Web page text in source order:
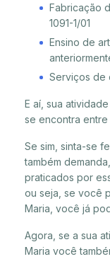
Fabricação
1091-1/01
Ensino de
Serviços de
E aí, sua
se encontra entre
Se sim, sinta-se
também
praticados por
ou seja, se você
Maria, você já
Agora, se a sua
Maria você